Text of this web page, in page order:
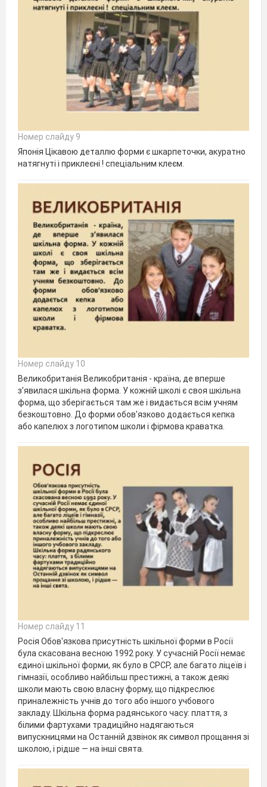
Номер слайду 9
Японія Цікавою деталлю форми є шкарпеточки, акуратно
натягнуті і приклеєні ! спеціальним клеєм.
Номер слайду 10
Великобританія Великобританія - країна, де вперше
з’явилася шкільна форма. У кожній школі є своя шкільна
форма, що зберігається там же і видається всім учням
безкоштовно. До форми обов'язково додається кепка
або капелюх з логотипом школи і фірмова краватка.
Номер слайду 11
Росія Обов'язкова присутність шкільної форми в Росії
була скасована весною 1992 року. У сучасній Росії немає
єдиної шкільної форми, як було в СРСР, але багато ліцеїв і
гімназії, особливо найбільш престижні, а також деякі
школи мають свою власну форму, що підкреслює
приналежність учнів до того або іншого учбового
закладу. Шкільна форма радянського часу: плаття, з
білими фартухами традиційно надягаються
випускницями на Останній дзвінок як символ прощання зі
школою, і рідше — на інші свята.